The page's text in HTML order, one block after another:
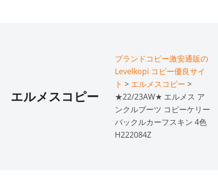
エルメスコピー
ブランドコピー激安通販の
Levelkopi コピー優良サイ
ト > エルメスコピー >
★22/23AW★ エルメス ア
ンクルブーツ コピーケリー
バックルカーフスキン 4色
H222084Z